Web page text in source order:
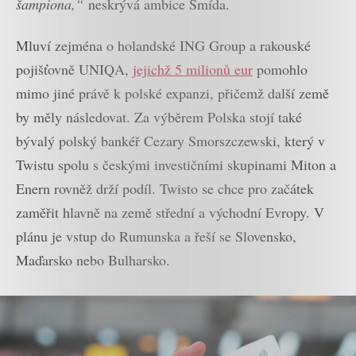
Mluví zejména o holandské ING Group a rakouské
pojišťovně UNIQA, jejichž 5 milionů eur pomohlo
mimo jiné právě k polské expanzi, přičemž další země
by měly následovat. Za výběrem Polska stojí také
bývalý polský bankéř Cezary Smorszczewski, který v
Twistu spolu s českými investičními skupinami Miton a
Enern rovněž drží podíl. Twisto se chce pro začátek
zaměřit hlavně na země střední a východní Evropy. V
plánu je vstup do Rumunska a řeší se Slovensko,
Maďarsko nebo Bulharsko.